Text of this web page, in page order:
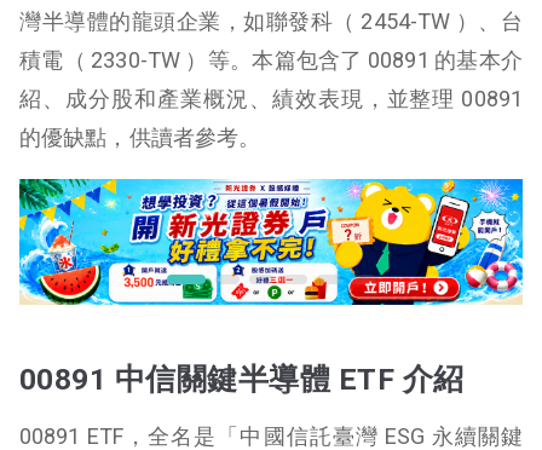
00891 ESG ETF 影片介紹
灣半導體的龍頭企業，如聯發科（ 2454-TW ）、台
積電（ 2330-TW ）等。本篇包含了 00891 的基本介
紹、成分股和產業概況、績效表現，並整理 00891
的優缺點，供讀者參考。
00891 中信關鍵半導體 ETF 介紹
00891 ETF，全名是「中國信託臺灣 ESG 永續關鍵